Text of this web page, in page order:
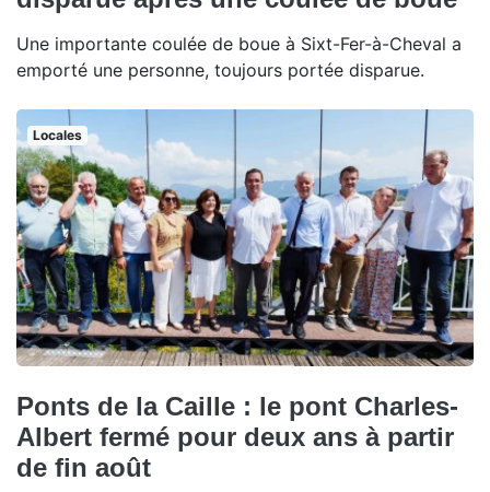
Une importante coulée de boue à Sixt-Fer-à-Cheval a
emporté une personne, toujours portée disparue.
Locales
Ponts de la Caille : le pont Charles-
Albert fermé pour deux ans à partir
de fin août